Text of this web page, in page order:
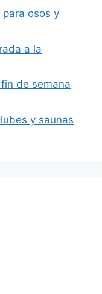
osos y
a la
de semana
y saunas